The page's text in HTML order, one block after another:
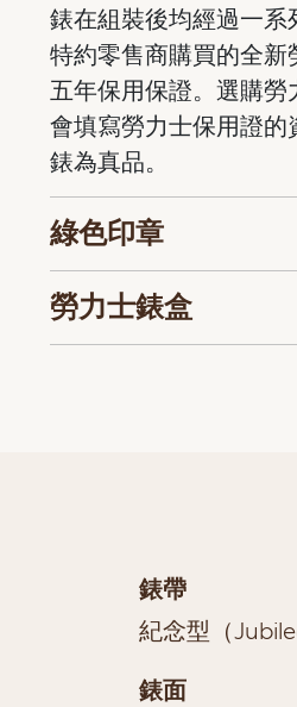
錶在組裝後均經過一
特約零售商購買的全
五年保用保證。選購
會填寫勞力士保用證
錶為真品。
綠色印章
勞力士錶盒
錶帶
紀念型（
錶面